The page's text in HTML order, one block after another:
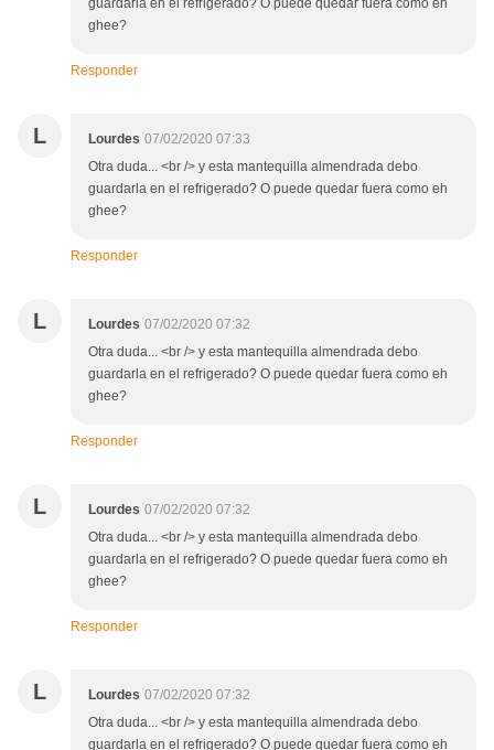
guardarla en el refrigerado? O puede quedar fuera como eh
ghee?
Responder
L Lourdes 07/02/2020 07:33
Otra duda... <br /> y esta mantequilla almendrada debo
guardarla en el refrigerado? O puede quedar fuera como eh
ghee?
Responder
L Lourdes 07/02/2020 07:32
Otra duda... <br /> y esta mantequilla almendrada debo
guardarla en el refrigerado? O puede quedar fuera como eh
ghee?
Responder
L Lourdes 07/02/2020 07:32
Otra duda... <br /> y esta mantequilla almendrada debo
guardarla en el refrigerado? O puede quedar fuera como eh
ghee?
Responder
L Lourdes 07/02/2020 07:32
Otra duda... <br /> y esta mantequilla almendrada debo
guardarla en el refrigerado? O puede quedar fuera como eh